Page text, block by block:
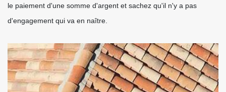
le paiement d'une somme d'argent et sachez qu'il n'y a pas
d'engagement qui va en naître.